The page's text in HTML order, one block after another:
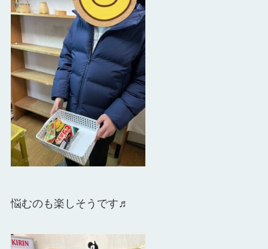
悩むのも楽しそうです♬